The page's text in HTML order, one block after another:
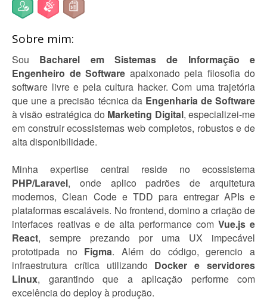
Sobre mim:
Sou Bacharel em Sistemas de Informação e
Engenheiro de Software apaixonado pela filosofia do
software livre e pela cultura hacker. Com uma trajetória
que une a precisão técnica da Engenharia de Software
à visão estratégica do Marketing Digital, especializei-me
em construir ecossistemas web completos, robustos e de
alta disponibilidade.
Minha expertise central reside no ecossistema
PHP/Laravel, onde aplico padrões de arquitetura
modernos, Clean Code e TDD para entregar APIs e
plataformas escaláveis. No frontend, domino a criação de
interfaces reativas e de alta performance com Vue.js e
React, sempre prezando por uma UX impecável
prototipada no Figma. Além do código, gerencio a
infraestrutura crítica utilizando Docker e servidores
Linux, garantindo que a aplicação performe com
excelência do deploy à produção.